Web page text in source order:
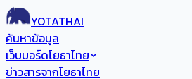
YOTATHAI
ค้นหาข้อมูล
เว็บบอร์ดโยธาไทย
ข่าวสารจากโยธาไทย